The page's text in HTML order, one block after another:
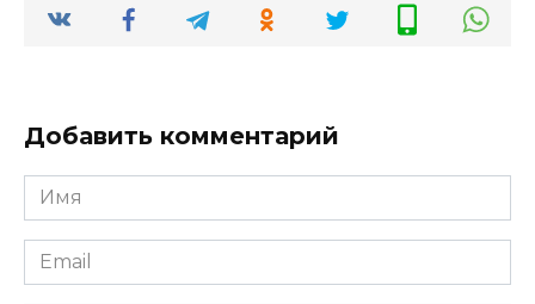
Добавить комментарий
Имя
*
Email
*